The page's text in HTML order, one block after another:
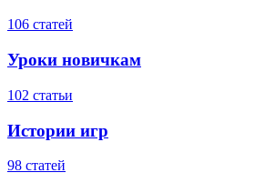
106 статей
Уроки новичкам
102 статьи
Истории игр
98 статей